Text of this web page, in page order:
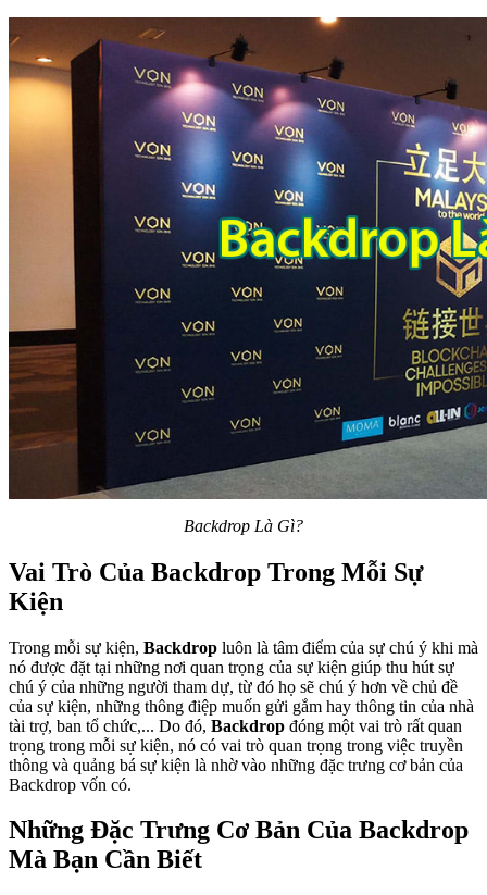
Backdrop Là Gì?
Vai Trò Của Backdrop Trong Mỗi Sự
Kiện
Trong mỗi sự kiện, Backdrop luôn là tâm điểm của sự chú ý khi mà
nó được đặt tại những nơi quan trọng của sự kiện giúp thu hút sự
chú ý của những người tham dự, từ đó họ sẽ chú ý hơn về chủ đề
của sự kiện, những thông điệp muốn gửi gắm hay thông tin của nhà
tài trợ, ban tổ chức,... Do đó, Backdrop đóng một vai trò rất quan
trọng trong mỗi sự kiện, nó có vai trò quan trọng trong việc truyền
thông và quảng bá sự kiện là nhờ vào những đặc trưng cơ bản của
Backdrop vốn có.
Những Đặc Trưng Cơ Bản Của Backdrop
Mà Bạn Cần Biết